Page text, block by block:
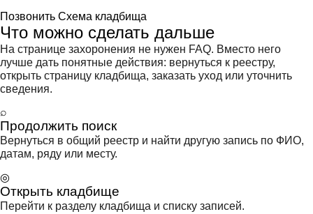
Позвонить Схема кладбища
Что можно сделать дальше
На странице захоронения не нужен FAQ. Вместо него
лучше дать понятные действия: вернуться к реестру,
открыть страницу кладбища, заказать уход или уточнить
сведения.
⌕
Продолжить поиск
Вернуться в общий реестр и найти другую запись по ФИО,
датам, ряду или месту.
◎
Открыть кладбище
Перейти к разделу кладбища и списку записей.